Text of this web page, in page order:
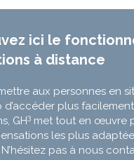
ici le
à distance
aux personnes en
d’accéder plus
GH3 met tout en œuvre
les plus
pas à nous